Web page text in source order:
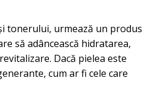
tonerului, urmează un produs
să adâncească hidratarea,
Dacă pielea este
cum ar fi cele care